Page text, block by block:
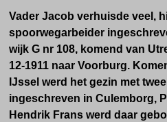
Vader Jacob verhuisde veel,
spoorwegarbeider
wijk G nr 108, komend van
12-1911 naar Voorburg.
IJssel werd het gezin met
ingeschreven in Culemborg,
Hendrik Frans werd daar